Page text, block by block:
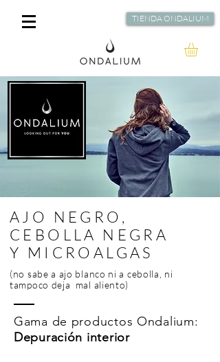
TIENDA ONDALIUM
AJO NEGRO,
CEBOLLA NEGRA
Y MICROALGAS
(no sabe a ajo blanco ni a cebolla, ni
tampoco deja mal aliento)
Gama de productos Ondalium:
Depuración interior